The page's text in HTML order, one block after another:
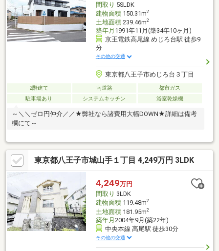
間取り 5SLDK
建物面積150.31m2
土地面積239.46m2
築年月 1991年11月(築34年10ヶ月)
京王電鉄高尾線 めじろ台駅 徒歩9
分
その他の交通
東京都八王子市めじろ台３丁目
2階建て 南道路
都市ガス
駐車場あり
システムキッチン 浴室乾燥機
～＼＼ゼロ円仲介／／★弊社なら諸費用大幅DOWN★詳細は備考
欄にて～
東京都八王子市城山手１丁目 4,249万円 3LDK
4,249万円
間取り 3LDK
建物面積119.48m2
土地面積181.95m2
築年月 2004年9月(築22年)
中央本線 高尾駅 徒歩30分
その他の交通